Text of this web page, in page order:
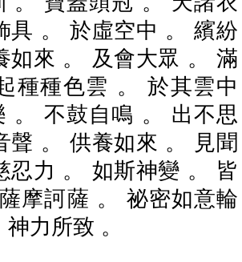
具 。 於虛空中 。 繽紛
如來 。 及會大眾 。 滿
種種色雲 。 於其雲中
。 不鼓自鳴 。 出不思
聲 。 供養如來 。 見聞
忍力 。 如斯神變 。 皆
摩訶薩 。 祕密如意輪
力所致 。